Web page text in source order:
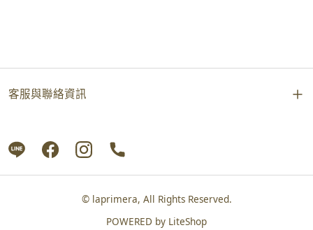
客服與聯絡資訊
© laprimera, All Rights Reserved.
POWERED by LiteShop